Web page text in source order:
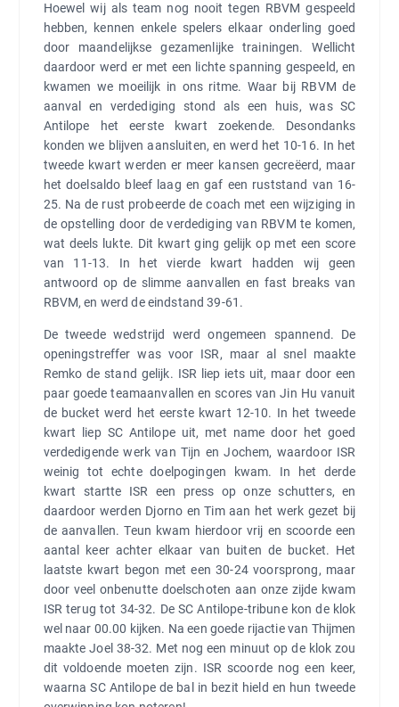
Hoewel wij als team nog nooit tegen RBVM gespeeld
hebben, kennen enkele spelers elkaar onderling goed
door maandelijkse gezamenlijke trainingen. Wellicht
daardoor werd er met een lichte spanning gespeeld, en
kwamen we moeilijk in ons ritme. Waar bij RBVM de
aanval en verdediging stond als een huis, was SC
Antilope het eerste kwart zoekende. Desondanks
konden we blijven aansluiten, en werd het 10-16. In het
tweede kwart werden er meer kansen gecreëerd, maar
het doelsaldo bleef laag en gaf een ruststand van 16-
25. Na de rust probeerde de coach met een wijziging in
de opstelling door de verdediging van RBVM te komen,
wat deels lukte. Dit kwart ging gelijk op met een score
van 11-13. In het vierde kwart hadden wij geen
antwoord op de slimme aanvallen en fast breaks van
RBVM, en werd de eindstand 39-61.
De tweede wedstrijd werd ongemeen spannend. De
openingstreffer was voor ISR, maar al snel maakte
Remko de stand gelijk. ISR liep iets uit, maar door een
paar goede teamaanvallen en scores van Jin Hu vanuit
de bucket werd het eerste kwart 12-10. In het tweede
kwart liep SC Antilope uit, met name door het goed
verdedigende werk van Tijn en Jochem, waardoor ISR
weinig tot echte doelpogingen kwam. In het derde
kwart startte ISR een press op onze schutters, en
daardoor werden Djorno en Tim aan het werk gezet bij
de aanvallen. Teun kwam hierdoor vrij en scoorde een
aantal keer achter elkaar van buiten de bucket. Het
laatste kwart begon met een 30-24 voorsprong, maar
door veel onbenutte doelschoten aan onze zijde kwam
ISR terug tot 34-32. De SC Antilope-tribune kon de klok
wel naar 00.00 kijken. Na een goede rijactie van Thijmen
maakte Joel 38-32. Met nog een minuut op de klok zou
dit voldoende moeten zijn. ISR scoorde nog een keer,
waarna SC Antilope de bal in bezit hield en hun tweede